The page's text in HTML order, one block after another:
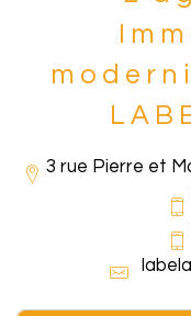
3 rue Pierre et